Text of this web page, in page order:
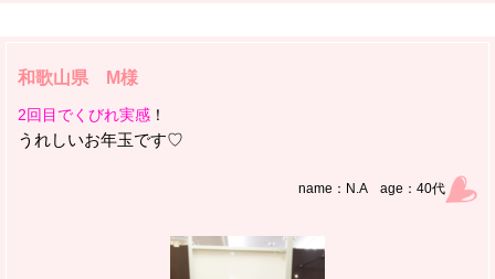
和歌山県 M様
2回目でくびれ実感 ！
うれしいお年玉です♡
name：N.A age：40代